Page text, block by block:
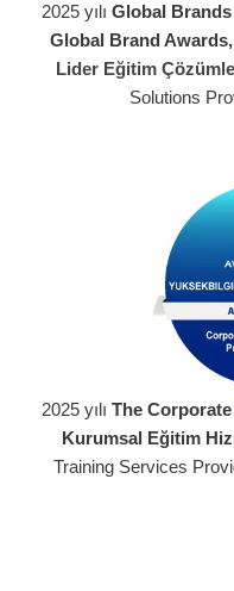
2025 yılı Global
Global Brand Awards,
Lider Eğitim
Solutions
2025 yılı The
Kurumsal Eğitim
Training Services